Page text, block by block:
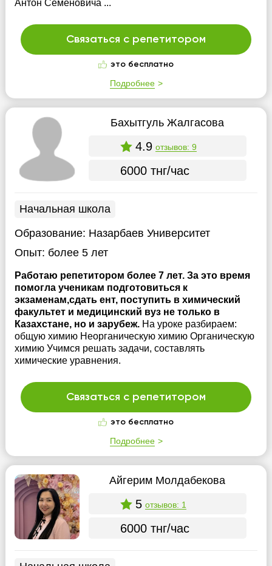
Антон Семёновича ...
Связаться с репетитором
это бесплатно
Подробнее
Бахытгуль Жалгасова
4.9 отзывов: 9
6000 тнг/час
Начальная школа
Образование: Назарбаев Университет
Опыт: более 5 лет
Работаю репетитором более 7 лет. За это время
помогла ученикам подготовиться к
экзаменам,сдать ент, поступить в химический
факультет и медицинский вуз не только в
Казахстане, но и зарубеж. На уроке разбираем:
общую химию Неорганическую химию Органическую
химию Учимся решать задачи, составлять
химические уравнения.
Связаться с репетитором
это бесплатно
Подробнее
Айгерим Молдабекова
5 отзывов: 1
6000 тнг/час